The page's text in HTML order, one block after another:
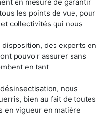
en mesure de garantir
les points de vue, pour
collectivités qui nous
des experts en
pouvoir assurer sans
en tant
nous
bien au fait de toutes
en vigueur en matière